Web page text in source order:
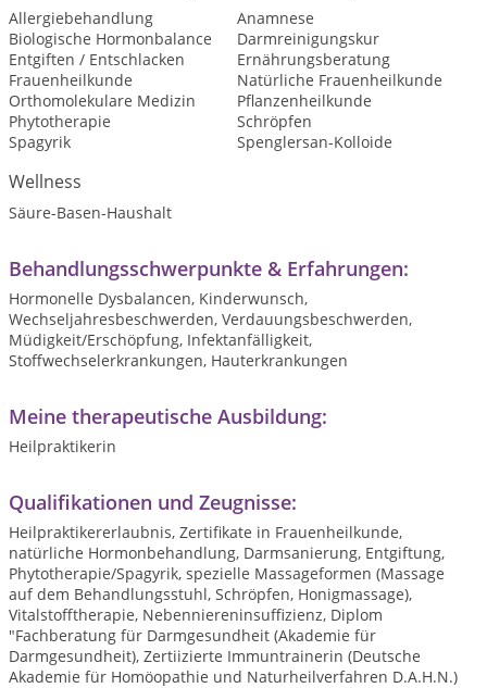
Allergiebehandlung
Anamnese
Biologische Hormonbalance
Darmreinigungskur
Entgiften / Entschlacken
Ernährungsberatung
Frauenheilkunde
Natürliche Frauenheilkunde
Orthomolekulare Medizin
Pflanzenheilkunde
Phytotherapie
Schröpfen
Spagyrik
Spenglersan-Kolloide
Wellness
Säure-Basen-Haushalt
Behandlungsschwerpunkte & Erfahrungen:
Hormonelle Dysbalancen, Kinderwunsch,
Wechseljahresbeschwerden, Verdauungsbeschwerden,
Müdigkeit/Erschöpfung, Infektanfälligkeit,
Stoffwechselerkrankungen, Hauterkrankungen
Meine therapeutische Ausbildung:
Heilpraktikerin
Qualifikationen und Zeugnisse:
Heilpraktikererlaubnis, Zertifikate in Frauenheilkunde,
natürliche Hormonbehandlung, Darmsanierung, Entgiftung,
Phytotherapie/Spagyrik, spezielle Massageformen (Massage
auf dem Behandlungsstuhl, Schröpfen, Honigmassage),
Vitalstofftherapie, Nebenniereninsuffizienz, Diplom
"Fachberatung für Darmgesundheit (Akademie für
Darmgesundheit), Zertiizierte Immuntrainerin (Deutsche
Akademie für Homöopathie und Naturheilverfahren D.A.H.N.)